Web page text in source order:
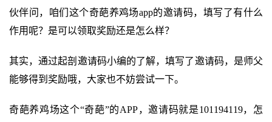
伙伴问，咱们这个奇葩养鸡场app的邀请码，填写了有什么
作用呢？是可以领取奖励还是怎么样？
其实，通过起剖邀请码小编的了解，填写了邀请码，是师父
能够得到奖励哦，大家也不妨尝试一下。
奇葩养鸡场这个“奇葩”的APP，邀请码就是101194119，怎